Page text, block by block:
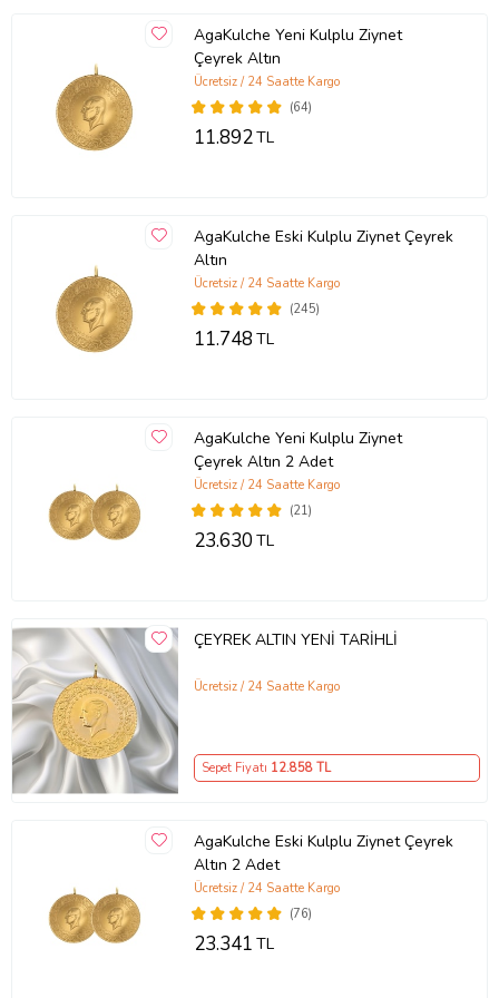
AgaKulche Yeni Kulplu Ziynet
Çeyrek Altın
(64)
Ücretsiz / 24 Saatte Kargo
11.892TL
AgaKulche Eski Kulplu Ziynet Çeyrek
Altın
(245)
Ücretsiz / 24 Saatte Kargo
11.748TL
AgaKulche Yeni Kulplu Ziynet
Çeyrek Altın 2 Adet
(21)
Ücretsiz / 24 Saatte Kargo
23.630TL
ÇEYREK ALTIN YENİ TARİHLİ
Ücretsiz / 24 Saatte Kargo
Sepet Fiyatı 12.858TL
AgaKulche Eski Kulplu Ziynet Çeyrek
Altın 2 Adet
(76)
Ücretsiz / 24 Saatte Kargo
23.341TL